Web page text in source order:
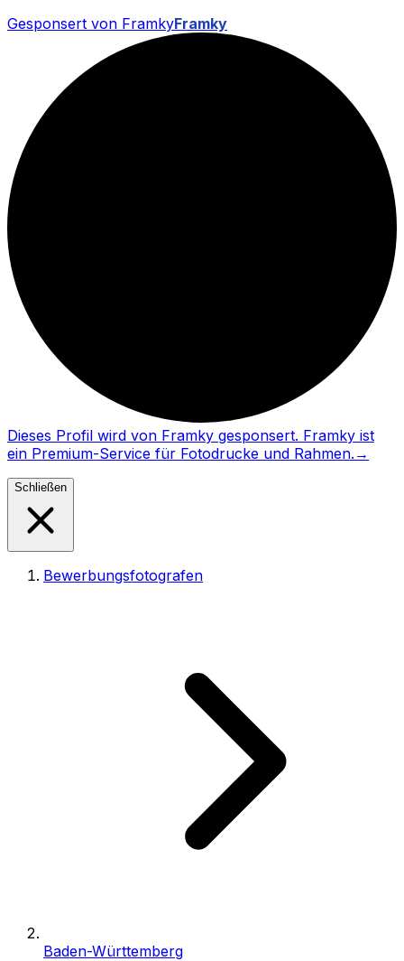
Gesponsert von FramkyFramky
Dieses Profil wird von Framky gesponsert. Framky ist
ein Premium-Service für Fotodrucke und Rahmen. →
Schließen
Bewerbungsfotografen
Baden-Württemberg